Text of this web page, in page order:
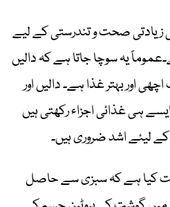
صحت و تندرستی کے لیے
یہ سوچا جاتا ہے کہ دالیں
اور بہتر غذا ہے۔ دالیں اور
ہی غذائی اجزاء رکھتی ہیں
لیئے اشد ضروری ہیں۔
کیا ہے کہ سبزی سے حاصل